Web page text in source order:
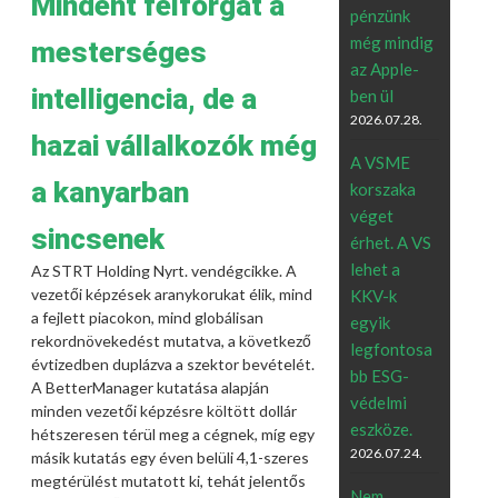
mesterséges
intelligencia, de a
hazai vállalkozók még
a kanyarban
sincsenek
Az STRT Holding Nyrt. vendégcikke. A
vezetői képzések aranykorukat élik, mind
a fejlett piacokon, mind globálisan
rekordnövekedést mutatva, a következő
évtizedben duplázva a szektor bevételét.
A BetterManager kutatása alapján
minden vezetői képzésre költött dollár
hétszeresen térül meg a cégnek, míg egy
másik kutatás egy éven belüli 4,1-szeres
megtérülést mutatott ki, tehát jelentős
pénzünk
még mindig
az Apple-
ben ül
2026.07.28.
A VSME
korszaka
véget
érhet. A VS
lehet a
KKV-k
egyik
legfontosa
bb ESG-
védelmi
eszköze.
2026.07.24.